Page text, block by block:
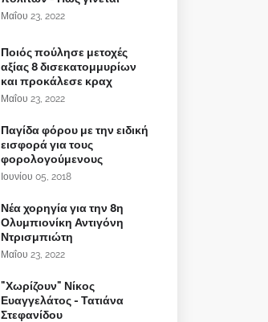
Μαΐου 23, 2022
Ποιός πούλησε μετοχές
αξίας 8 δισεκατομμυρίων
και προκάλεσε κραχ
Μαΐου 23, 2022
Παγίδα φόρου με την ειδική
εισφορά για τους
φορολογούμενους
Ιουνίου 05, 2018
Νέα χορηγία για την 8η
Ολυμπιονίκη Αντιγόνη
Ντρισμπιώτη
Μαΐου 23, 2022
"Χωρίζουν" Νίκος
Ευαγγελάτος - Τατιάνα
Στεφανίδου